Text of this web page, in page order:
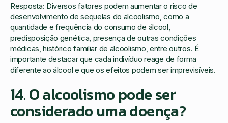
Resposta: Diversos fatores podem aumentar o risco de
desenvolvimento de sequelas do alcoolismo, como a
quantidade e frequência do consumo de álcool,
predisposição genética, presença de outras condições
médicas, histórico familiar de alcoolismo, entre outros. É
importante destacar que cada indivíduo reage de forma
diferente ao álcool e que os efeitos podem ser imprevisíveis.
14. O alcoolismo pode ser
considerado uma doença?